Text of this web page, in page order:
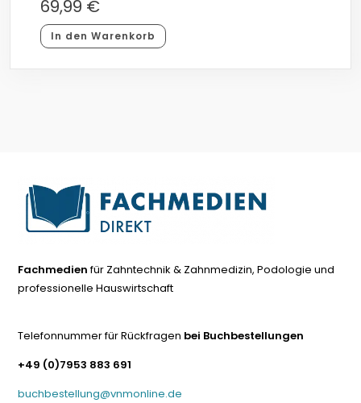
69,99 €
In den Warenkorb
Fachmedienfür Zahntechnik & Zahnmedizin, Podologie und
professionelle Hauswirtschaft
Telefonnummer für Rückfragen bei Buchbestellungen
+49 (0)7953 883 691
buchbestellung@vnmonline.de